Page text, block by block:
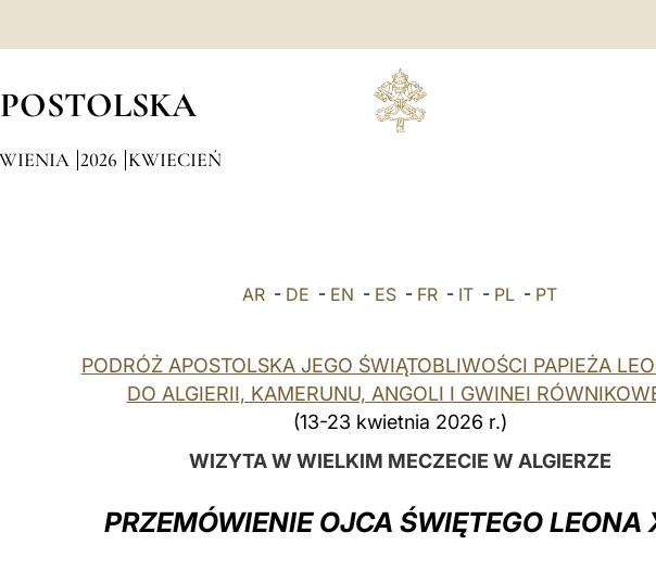
2026 KWIECIEŃ
AR - DE - EN - ES - FR - IT - PL - PT
PODRÓŻ APOSTOLSKA JEGO ŚWIĄTOBLIWOŚCI PAPIEŻA
DO ALGIERII, KAMERUNU, ANGOLI I GWINEI
(13-23 kwietnia 2026 r.)
WIZYTA W WIELKIM MECZECIE W ALGIERZE
PRZEMÓWIENIE OJCA ŚWIĘTEGO LEONA